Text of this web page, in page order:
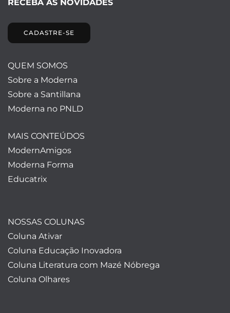
RECEBA AS NOVIDADES
CADASTRE-SE
QUEM SOMOS
Sobre a Moderna
Sobre a Santillana
Moderna no PNLD
MAIS CONTEÚDOS
ModernAmigos
Moderna Forma
Educatrix
NOSSAS COLUNAS
Coluna Ativar
Coluna Educação Inovadora
Coluna Literatura com Mazé Nóbrega
Coluna Olhares